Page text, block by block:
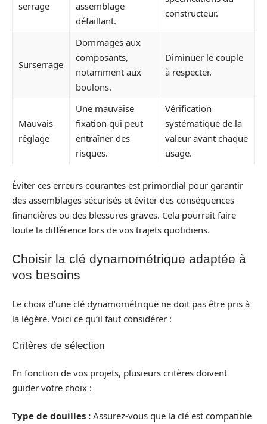
serrage
assemblage
défaillant.
constructeur.
Surserrage
Dommages aux
composants,
notamment aux
boulons.
Diminuer le couple
à respecter.
Mauvais
réglage
Une mauvaise
fixation qui peut
entraîner des
risques.
Vérification
systématique de la
valeur avant chaque
usage.
Éviter ces erreurs courantes est primordial pour garantir
des assemblages sécurisés et éviter des conséquences
financières ou des blessures graves. Cela pourrait faire
toute la différence lors de vos trajets quotidiens.
Choisir la clé dynamométrique adaptée à
vos besoins
Le choix d’une clé dynamométrique ne doit pas être pris à
la légère. Voici ce qu’il faut considérer :
Critères de sélection
En fonction de vos projets, plusieurs critères doivent
guider votre choix :
Type de douilles : Assurez-vous que la clé est compatible